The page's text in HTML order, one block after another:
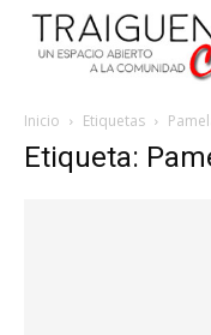
Inicio Etiquetas
Etiqueta: